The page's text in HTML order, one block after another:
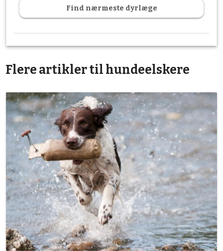
Find nærmeste dyrlæge
Flere artikler til hundeelskere